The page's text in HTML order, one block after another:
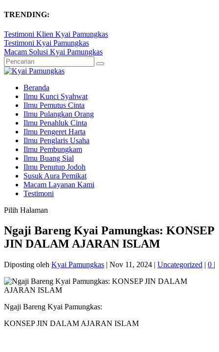
TRENDING:
Testimoni Klien Kyai Pamungkas
Testimoni Kyai Pamungkas
Macam Solusi Kyai Pamungkas
Beranda
Ilmu Kunci Syahwat
Ilmu Pemutus Cinta
Ilmu Pulangkan Orang
Ilmu Penahluk Cinta
Ilmu Pengeret Harta
Ilmu Penglaris Usaha
Ilmu Pembungkam
Ilmu Buang Sial
Ilmu Penutup Jodoh
Susuk Aura Pemikat
Macam Layanan Kami
Testimoni
Pilih Halaman
Ngaji Bareng Kyai Pamungkas: KONSEP
JIN DALAM AJARAN ISLAM
Diposting oleh Kyai Pamungkas | Nov 11, 2024 | Uncategorized | 0 |
Ngaji Bareng Kyai Pamungkas:
KONSEP JIN DALAM AJARAN ISLAM